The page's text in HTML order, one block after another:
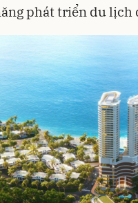
phát triển du lịch